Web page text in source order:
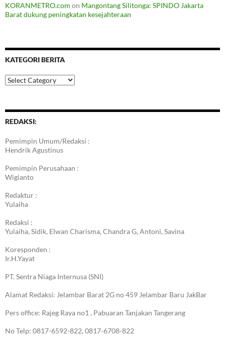
KORANMETRO.com on Mangontang Silitonga: SPINDO Jakarta
Barat dukung peningkatan kesejahteraan
KATEGORI BERITA
Kategori
Berita
REDAKSI:
Pemimpin Umum/Redaksi :
Hendrik Agustinus
Pemimpin Perusahaan :
Wigianto
Redaktur :
Yulaiha
Redaksi :
Yulaiha, Sidik, Elwan Charisma, Chandra G, Antoni, Savina
Koresponden :
Ir.H.Yayat
PT. Sentra Niaga Internusa (SNI)
Alamat Redaksi: Jelambar Barat 2G no 459 Jelambar Baru JakBar
Pers office: Rajeg Raya no1 , Pabuaran Tanjakan Tangerang
No Telp: 0817-6592-822, 0817-6708-822